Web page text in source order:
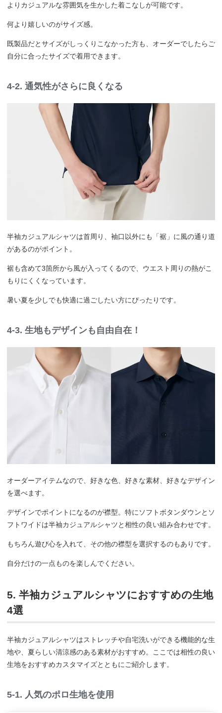
よりカジュアルな雰囲気を生かした着こなしが可能です。
何より嬉しいのがサイズ感。
既製品だとサイズがしっくりこなかった方も、オーダーでしたらご
自分に合ったサイズで着用できます。
4-2. 通気性がさらに良くなる
半袖カジュアルシャツは首周り、袖口以外にも「裾」に風の通り道
があるのがポイント。
裾も含めて3箇所から風が入ってくるので、ウエスト周りの熱がこ
もりにくくなっています。
暑い夏を少しでも快適に過ごしたい方にぴったりです。
4-3. 生地もデザインも自由自在！
オーダーアイテムなので、好きな色、好きな素材、好きなデザイン
を選べます。
デザインでポイントになるのが襟型。特にソフトボタンダウンとソ
フトワイドは半袖カジュアルシャツと相性の良い組み合わせです。
もちろん遊び心を入れて、その他の襟型を選択するのもありです。
自分だけの一点ものを楽しんでください。
5. 半袖カジュアルシャツにおすすめの生地
4選
半袖カジュアルシャツはストレッチや自宅洗いができる機能的な生
地や、夏らしい清涼感のある素材がおすすめ。ここでは相性の良い
生地をおすすめカスタマイズとともにご紹介します。
5-1. 人気のポロ生地を使用